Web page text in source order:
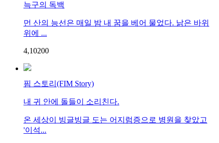
늑구의 독백
먼 산의 능선은 매일 밤 내 꿈을 베어 물었다. 낡은 바위
위에 ...
4,10200
핌 스토리(FIM Story)
내 귀 안에 돌들이 소리친다.
온 세상이 빙글빙글 도는 어지럼증으로 병원을 찾았고
'이석...